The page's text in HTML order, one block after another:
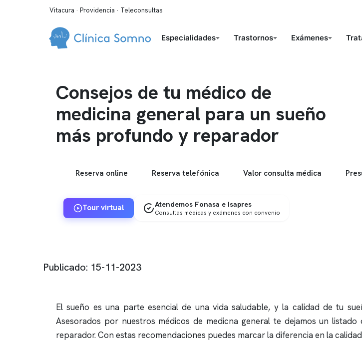
Vitacura · Providencia · Teleconsultas
Especialidades Trastornos Exámenes
Consejos de tu médico de
medicina general para un sueño
más profundo y reparador
Reserva online Reserva telefónica Valor consulta médica
Tour virtual Atendemos Fonasa e Isapres
Consultas médicas y exámenes con convenio
Publicado: 15-11-2023
El sueño es una parte esencial de una vida saludable, y la calidad de tu
Asesorados por nuestros médicos de medicna general te dejamos un
reparador. Con estas recomendaciones puedes marcar la diferencia en la